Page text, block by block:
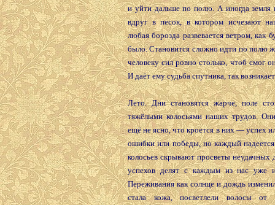
и уйти дальше по полю. А иногда земля
вдруг в песок, в котором исчезают
любая борозда развевается ветром, как
было. Становится сложно идти по полю
человеку сил ровно столько, чтоб смог
И даёт ему судьба спутника, так
Лето. Дни становятся жарче, поле
тяжёлыми колосьями наших трудов.
ещё не ясно, что кроется в них — успех
ошибки или победы, но каждый
колосьев скрывают просветы неудачных
успехов делят с каждым из нас уже
Переживания как солнце и дождь
стала кожа, посветлели волосы от